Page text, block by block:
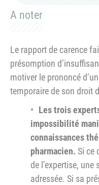
A noter
Le rapport de carence
présomption
motiver le prononcé
temporaire de son droit
Les trois
impossibilité
connaissances
pharmacien. Si ce
de l’expertise,
adressée. Si sa